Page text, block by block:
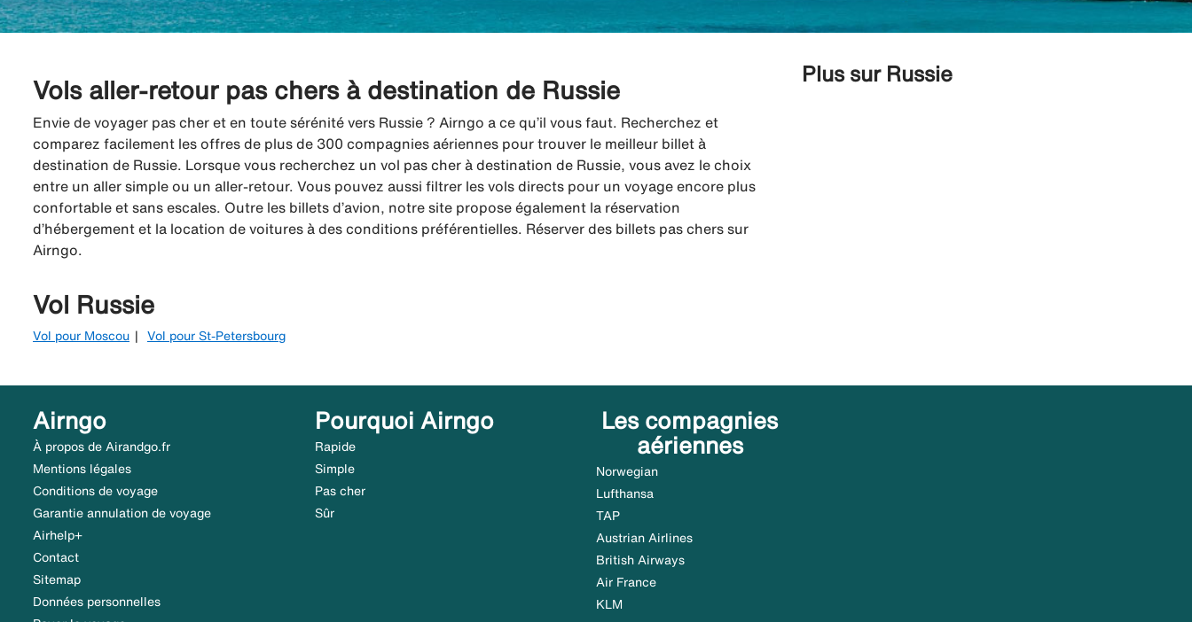
Vols aller-retour pas chers à destination de Russie
Envie de voyager pas cher et en toute sérénité vers Russie ? Airngo a ce qu’il vous faut. Recherchez et
comparez facilement les offres de plus de 300 compagnies aériennes pour trouver le meilleur billet à
destination de Russie. Lorsque vous recherchez un vol pas cher à destination de Russie, vous avez le choix
entre un aller simple ou un aller-retour. Vous pouvez aussi filtrer les vols directs pour un voyage encore plus
confortable et sans escales. Outre les billets d’avion, notre site propose également la réservation
d’hébergement et la location de voitures à des conditions préférentielles. Réserver des billets pas chers sur
Airngo.
Plus sur Russie
Vol Russie
Vol pour Moscou Vol pour St-Petersbourg
Airngo
À propos de Airandgo.fr
Mentions légales
Conditions de voyage
Garantie annulation de voyage
Airhelp+
Contact
Sitemap
Données personnelles
Pourquoi Airngo
Rapide
Simple
Pas cher
Sûr
Les compagnies
aériennes
Norwegian
Lufthansa
TAP
Austrian Airlines
British Airways
Air France
KLM